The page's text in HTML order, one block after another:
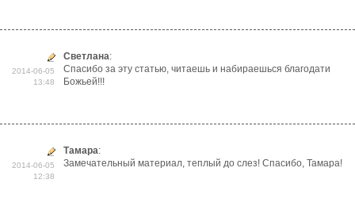
2014-06-05
13:48
Светлана:
Спасибо за эту статью, читаешь и набираешься благодати
Божьей!!!
2014-06-05
12:38
Тамара:
Замечательный материал, теплый до слез! Спасибо, Тамара!